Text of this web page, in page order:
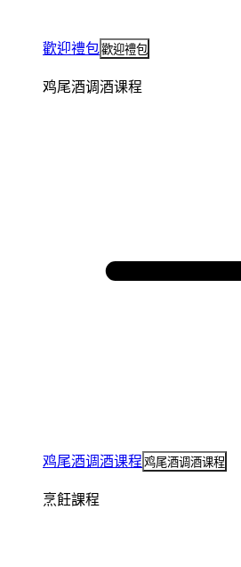
歡迎禮包歡迎禮包
鸡尾酒调酒课程
鸡尾酒调酒课程 鸡尾酒调酒课程
烹飪課程